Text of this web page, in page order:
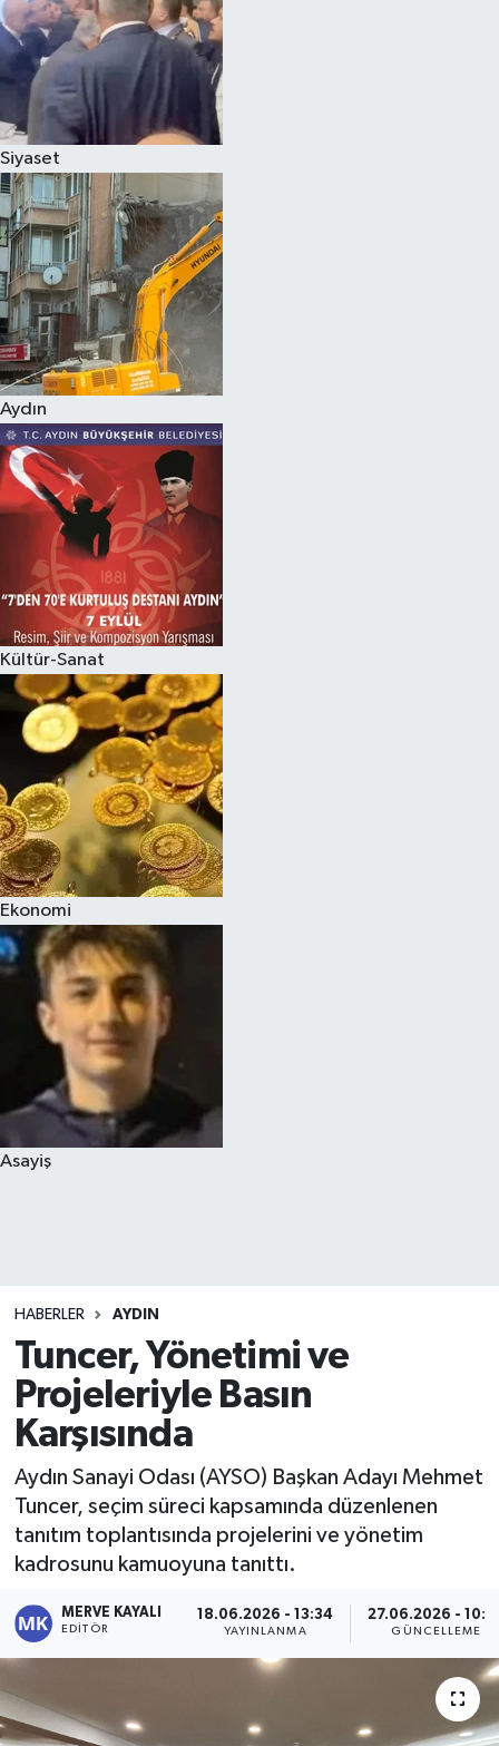
Siyaset
Aydın
Kültür-Sanat
Ekonomi
Asayiş
HABERLER AYDIN
Tuncer, Yönetimi ve
Projeleriyle Basın
Karşısında
Aydın Sanayi Odası (AYSO) Başkan Adayı Mehmet
Tuncer, seçim süreci kapsamında düzenlenen
tanıtım toplantısında projelerini ve yönetim
kadrosunu kamuoyuna tanıttı.
MERVE KAYALI
EDITÖR
18.06.2026 - 13:34
YAYINLANMA
27.06.2026 -
GÜNCELLEME
Magazin